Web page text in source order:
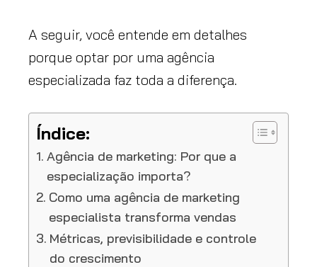
A seguir, você entende em detalhes
porque optar por uma agência
especializada faz toda a diferença.
Índice:
Agência de marketing: Por que a
especialização importa?
Como uma agência de marketing
especialista transforma vendas
Métricas, previsibilidade e controle
do crescimento